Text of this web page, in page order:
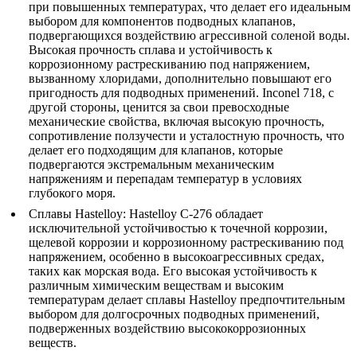
при повышенных температурах, что делает его идеальным
выбором для компонентов подводных клапанов,
подвергающихся воздействию агрессивной соленой воды.
Высокая прочность сплава и устойчивость к
коррозионному растрескиванию под напряжением,
вызванному хлоридами, дополнительно повышают его
пригодность для подводных применений. Inconel 718, с
другой стороны, ценится за свои превосходные
механические свойства, включая высокую прочность,
сопротивление ползучести и усталостную прочность, что
делает его подходящим для клапанов, которые
подвергаются экстремальным механическим
напряжениям и перепадам температур в условиях
глубокого моря.
Сплавы Hastelloy: Hastelloy C-276 обладает
исключительной устойчивостью к точечной коррозии,
щелевой коррозии и коррозионному растрескиванию под
напряжением, особенно в высокоагрессивных средах,
таких как морская вода. Его высокая устойчивость к
различным химическим веществам и высоким
температурам делает сплавы Hastelloy предпочтительным
выбором для долгосрочных подводных применений,
подверженных воздействию высококоррозионных
веществ.